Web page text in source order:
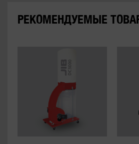
РЕКОМЕНДУЕМЫЕ